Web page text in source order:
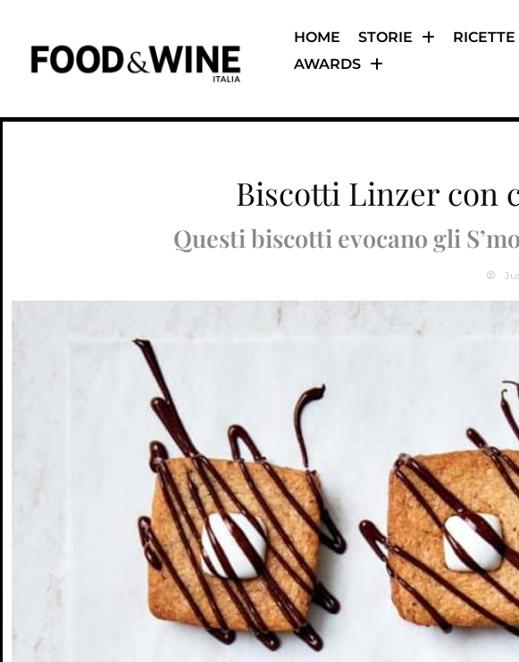
HOME STORIE RICETTE
AWARDS
Biscotti Linzer con
Questi biscotti evocano gli